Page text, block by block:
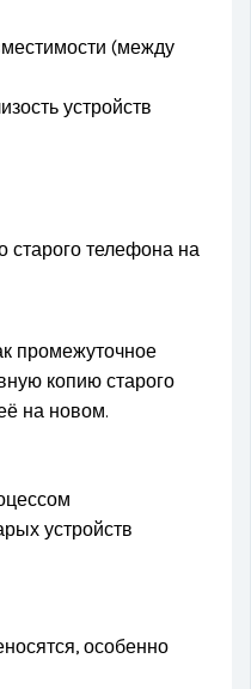
(между
устройств
промежуточное
копию старого
на новом.
устройств
особенно